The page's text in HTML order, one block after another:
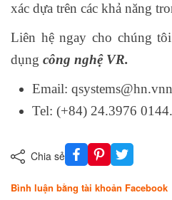
xác dựa trên các khả năng
Liên hệ ngay cho chúng
dụng công nghệ VR.
Email:
Tel: (+84) 24.3976 0144.
Chia sẻ
Bình luận bằng tài khoản Facebook